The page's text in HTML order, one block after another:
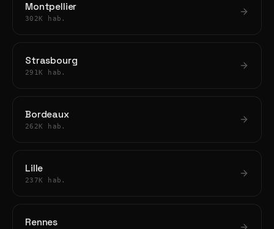
Montpellier
302K hab.
Strasbourg
291K hab.
Bordeaux
262K hab.
Lille
237K hab.
Rennes